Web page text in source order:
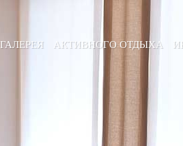
ГАЛЕРЕЯ АКТИВНОГО ОТДЫХА